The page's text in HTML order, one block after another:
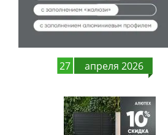
27 апреля 2026